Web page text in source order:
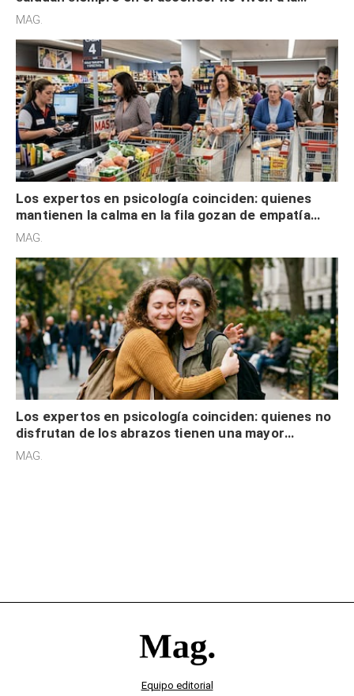
defensiva y tienen apertura social
MAG.
Los expertos en psicología coinciden: quienes
mantienen la calma en la fila gozan de empatía
cognitiva, gratitud y no solo tienen autocontrol
MAG.
Los expertos en psicología coinciden: quienes no
disfrutan de los abrazos tienen una mayor
sensibilidad a los estímulos físicos y no es por
MAG.
Equipo editorial